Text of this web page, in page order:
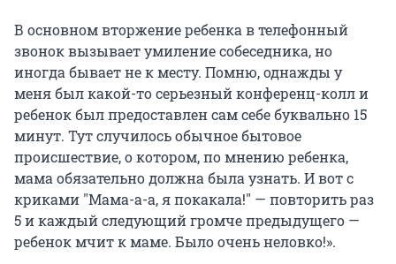
В основном вторжение ребенка в телефонный
звонок вызывает умиление собеседника, но
иногда бывает не к месту. Помню, однажды у
меня был какой-то серьезный конференц-колл и
ребенок был предоставлен сам себе буквально 15
минут. Тут случилось обычное бытовое
происшествие, о котором, по мнению ребенка,
мама обязательно должна была узнать. И вот с
криками "Мама-а-а, я покакала!" — повторить раз
5 и каждый следующий громче предыдущего —
ребенок мчит к маме. Было очень неловко!».